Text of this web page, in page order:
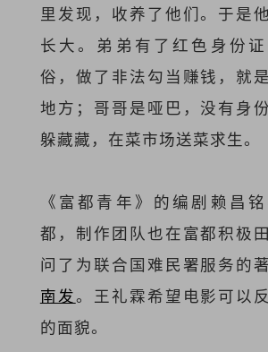
里发现，收养了他们。于是
长大。弟弟有了红色身份
俗，做了非法勾当赚钱，就
地方；哥哥是哑巴，没有身
躲藏藏，在菜市场送菜求生。
《富都青年》的编剧赖昌
都，制作团队也在富都积极
问了为联合国难民署服务的
南发。王礼霖希望电影可以
的面貌。